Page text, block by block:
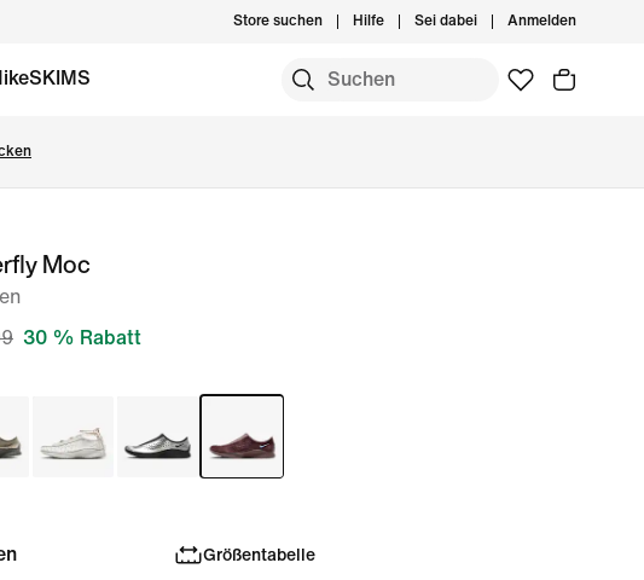
Store suchen Hilfe Sei dabei Anmelden
Moc
30 % Rabatt
Größentabelle